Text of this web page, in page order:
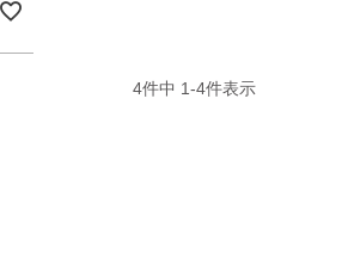
4件中 1-4件表示